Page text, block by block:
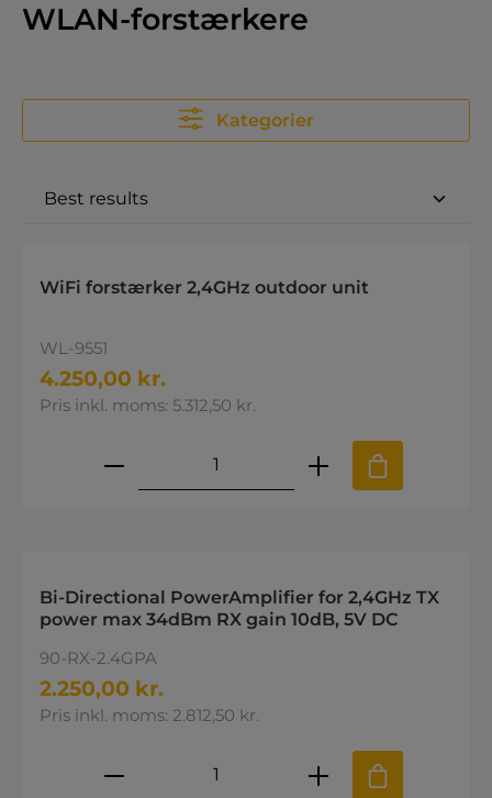
WLAN-forstærkere
Kategorier
WiFi forstærker 2,4GHz outdoor unit
WL-9551
4.250,00 kr.
Pris inkl. moms: 5.312,50 kr.
Produktmængde: Indtast den
Bi-Directional PowerAmplifier for 2,4GHz TX
power max 34dBm RX gain 10dB, 5V DC
90-RX-2.4GPA
2.250,00 kr.
Pris inkl. moms: 2.812,50 kr.
Produktmængde: Indtast den